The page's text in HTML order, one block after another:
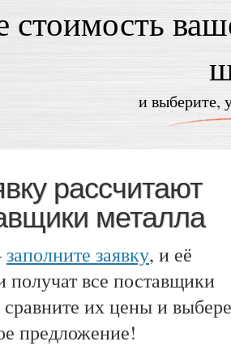
стоимость
и выберите,
рассчитают
металла
заполните заявку, и её
получат все поставщики
их цены и
предложение!